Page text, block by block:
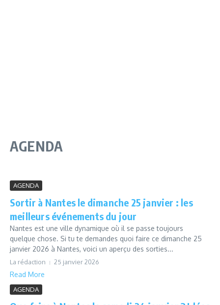
AGENDA
AGENDA
Sortir à Nantes le dimanche 25 janvier : les
meilleurs événements du jour
Nantes est une ville dynamique où il se passe toujours
quelque chose. Si tu te demandes quoi faire ce dimanche 25
janvier 2026 à Nantes, voici un aperçu des sorties...
La rédaction 25 janvier 2026
Read More
AGENDA